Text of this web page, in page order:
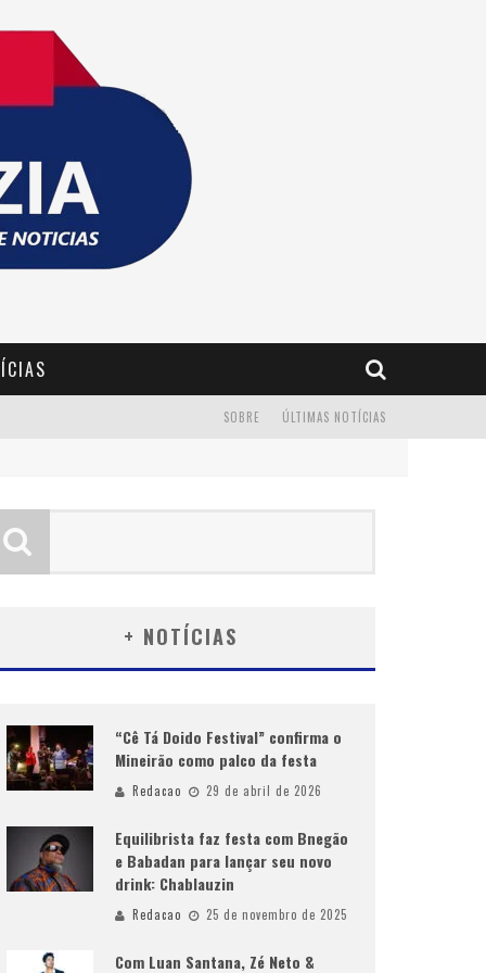
ÚLTIMAS NOTÍCIAS
SOBRE
+ NOTÍCIAS
“Cê Tá Doido Festival” confirma o
Mineirão como palco da festa
Redacao 29 de abril de 2026
Equilibrista faz festa com Bnegão
e Babadan para lançar seu novo
drink: Chablauzin
Redacao 25 de novembro de 2025
Com Luan Santana, Zé Neto &